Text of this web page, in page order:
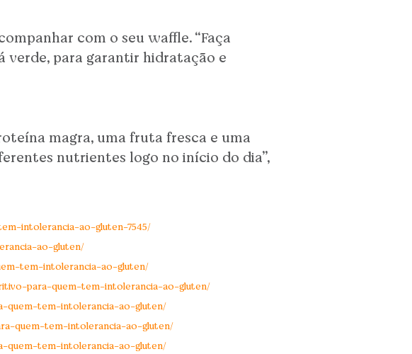
com o seu waffle. “Faça
para garantir hidratação e
magra, uma fruta fresca e uma
nutrientes logo no início do dia”,
intolerancia-ao-gluten-7545/
ao-gluten/
tem-intolerancia-ao-gluten/
para-quem-tem-intolerancia-ao-gluten/
quem-tem-intolerancia-ao-gluten/
quem-tem-intolerancia-ao-gluten/
quem-tem-intolerancia-ao-gluten/